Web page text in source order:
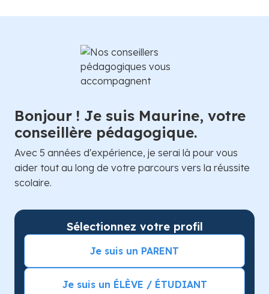
Bonjour ! Je suis Maurine, votre
conseillère pédagogique.
Avec 5 années d'expérience, je serai là pour vous
aider tout au long de votre parcours vers la réussite
scolaire.
Sélectionnez votre profil
Je suis un PARENT
Je suis un ÉLÈVE / ÉTUDIANT